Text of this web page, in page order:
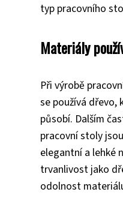
typ pracovního
Materiály
Při výrobě
se používá dřevo,
působí. Dalším
pracovní stoly
elegantní a lehké
trvanlivost jako
odolnost